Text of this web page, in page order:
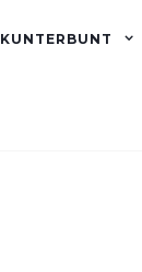
KUNTERBUNT